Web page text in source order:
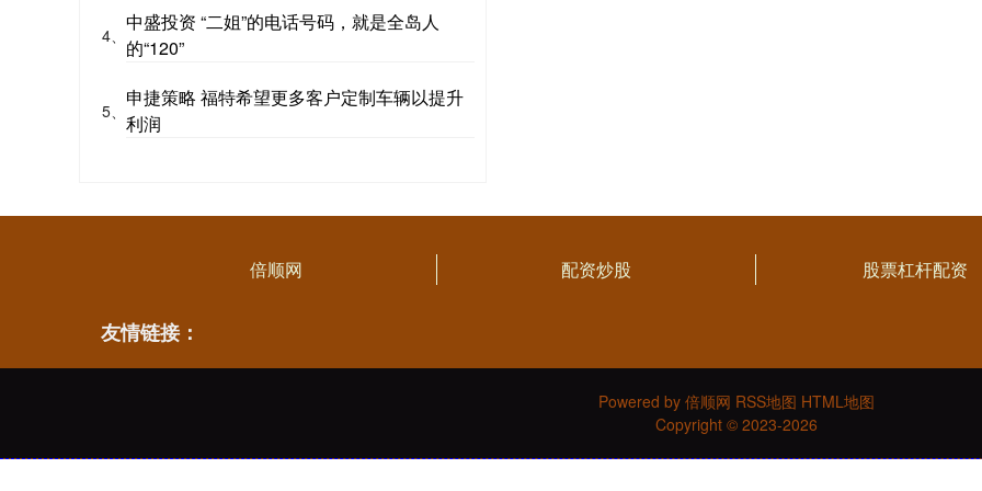
4、
中盛投资 “二姐”的电话号码，就是全岛人
的“120”
5、
申捷策略 福特希望更多客户定制车辆以提升
利润
倍顺网 配资炒股 股票杠杆配资
友情链接：
Powered by 倍顺网 RSS地图 HTML地图
Copyright © 2023-2026